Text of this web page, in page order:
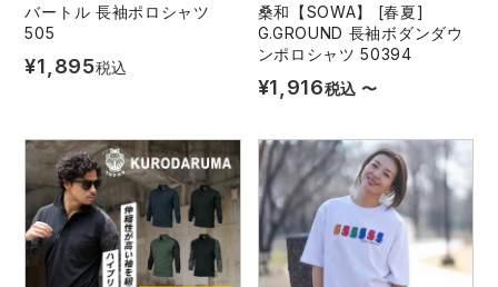
バートル 長袖ポロシャツ
505
¥1,895税込
桑和【SOWA】 [春夏]
G.GROUND 長袖ボダンダウ
ンポロシャツ 50394
¥1,916税込 〜